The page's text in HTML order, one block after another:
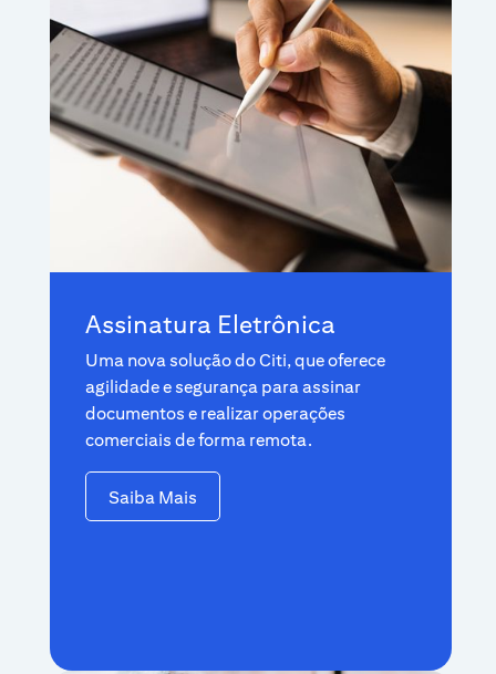
Assinatura Eletrônica
Uma nova solução do Citi, que oferece
agilidade e segurança para assinar
documentos e realizar operações
comerciais de forma remota.
Saiba Mais